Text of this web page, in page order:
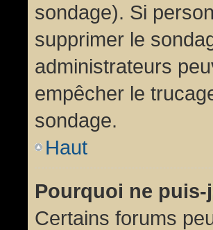
sondage). Si
supprimer le
administrateurs
empêcher le
sondage.
Haut
Pourquoi ne
Certains forums